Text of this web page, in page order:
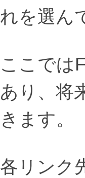
れを選ん
ここでは
あり、将
きます。
各リンク